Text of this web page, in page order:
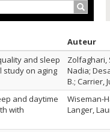
Auteur
and sleep
study on aging
Zolfaghari,
Nadia;
B.; Carrier,
and daytime
with
Wiseman-
Langer,